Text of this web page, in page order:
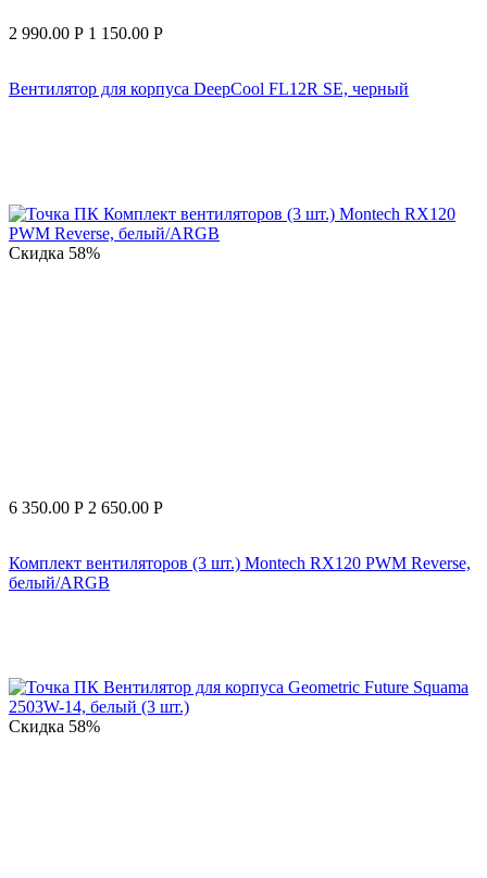
2 990.00 Р 1 150.00 Р
Вентилятор для корпуса DeepCool FL12R SE, черный
Скидка 58%
6 350.00 Р 2 650.00 Р
Комплект вентиляторов (3 шт.) Montech RX120 PWM Reverse,
белый/ARGB
Скидка 58%